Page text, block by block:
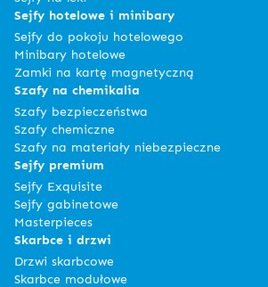
Sejfy hotelowe i minibary
Sejfy do pokoju hotelowego
Minibary hotelowe
Zamki na kartę magnetyczną
Szafy na chemikalia
Szafy bezpieczeństwa
Szafy chemiczne
Szafy na materiały niebezpieczne
Sejfy premium
Sejfy Exquisite
Sejfy gabinetowe
Masterpieces
Skarbce i drzwi
Drzwi skarbcowe
Skarbce modułowe